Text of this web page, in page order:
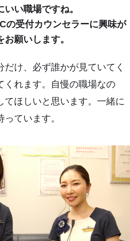
い職場ですね。
の受付カウンセラーに興味が
願いします。
け、必ず誰かが見ていてく
くれます。自慢の職場なの
てほしいと思います。一緒に
ています。